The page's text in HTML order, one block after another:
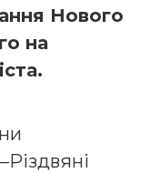
Нового
на